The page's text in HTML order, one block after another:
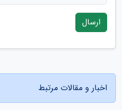
ارسال
اخبار و مقالات مرتبط